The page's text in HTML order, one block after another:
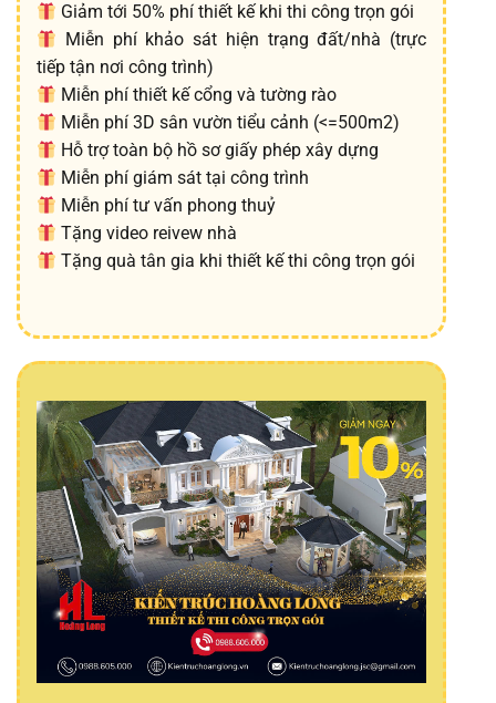
Giảm tới 50% phí thiết kế khi thi công trọn gói
Miễn phí khảo sát hiện trạng đất/nhà (trực
tiếp tận nơi công trình)
Miễn phí thiết kế cổng và tường rào
Miễn phí 3D sân vườn tiểu cảnh (<=500m2)
Hỗ trợ toàn bộ hồ sơ giấy phép xây dựng
Miễn phí giám sát tại công trình
Miễn phí tư vấn phong thuỷ
Tặng video reivew nhà
Tặng quà tân gia khi thiết kế thi công trọn gói